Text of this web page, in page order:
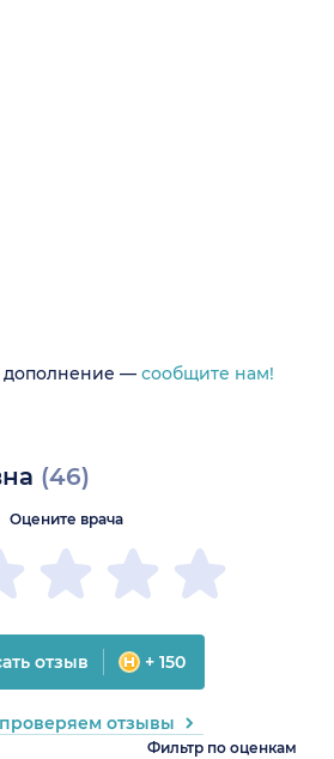
дополнение — сообщите нам!
(46)
Фильтр по оценкам
Оцените врача
отзыв + 150
отзывы